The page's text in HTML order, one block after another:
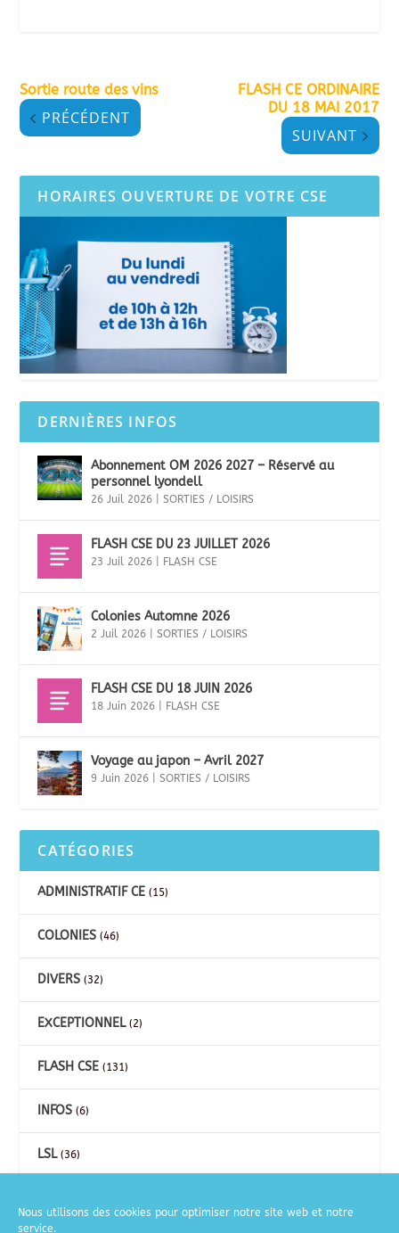
Nous utilisons des cookies pour optimiser notre site web et notre
service.
Sortie route des vins
PRÉCÉDENT
FLASH CE ORDINAIRE
DU 18 MAI 2017
SUIVANT
HORAIRES OUVERTURE DE VOTRE CSE
DERNIÈRES INFOS
Abonnement OM 2026 2027 – Réservé au
personnel lyondell
26 Juil 2026 |SORTIES / LOISIRS
FLASH CSE DU 23 JUILLET 2026
23 Juil 2026 FLASH CSE
Colonies Automne 2026
2 Juil 2026 |SORTIES / LOISIRS
FLASH CSE DU 18 JUIN 2026
18 Juin 2026 FLASH CSE
Voyage au japon – Avril 2027
9 Juin 2026 |SORTIES / LOISIRS
CATÉGORIES
ADMINISTRATIF CE (15)
COLONIES (46)
DIVERS (32)
EXCEPTIONNEL(2)
FLASH CSE (131)
INFOS (6)
LSL(36)